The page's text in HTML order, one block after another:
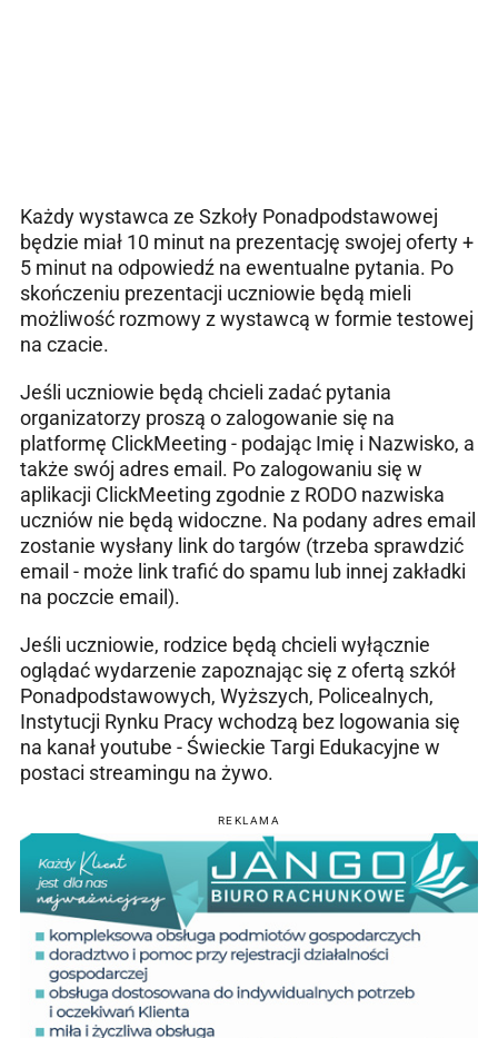
Każdy wystawca ze Szkoły Ponadpodstawowej
będzie miał 10 minut na prezentację swojej oferty +
5 minut na odpowiedź na ewentualne pytania. Po
skończeniu prezentacji uczniowie będą mieli
możliwość rozmowy z wystawcą w formie testowej
na czacie.
Jeśli uczniowie będą chcieli zadać pytania
organizatorzy proszą o zalogowanie się na
platformę ClickMeeting - podając Imię i Nazwisko, a
także swój adres email. Po zalogowaniu się w
aplikacji ClickMeeting zgodnie z RODO nazwiska
uczniów nie będą widoczne. Na podany adres email
zostanie wysłany link do targów (trzeba sprawdzić
email - może link trafić do spamu lub innej zakładki
na poczcie email).
Jeśli uczniowie, rodzice będą chcieli wyłącznie
oglądać wydarzenie zapoznając się z ofertą szkół
Ponadpodstawowych, Wyższych, Policealnych,
Instytucji Rynku Pracy wchodzą bez logowania się
na kanał youtube - Świeckie Targi Edukacyjne w
postaci streamingu na żywo.
REKLAMA